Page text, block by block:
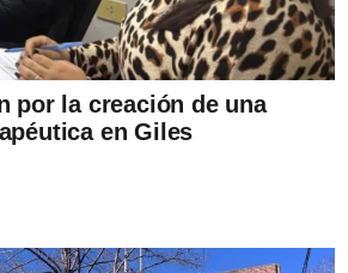
por la creación de una
en Giles